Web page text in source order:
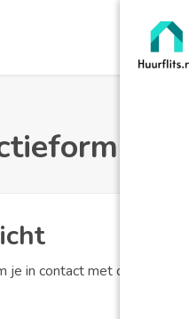
Home
in contact met de